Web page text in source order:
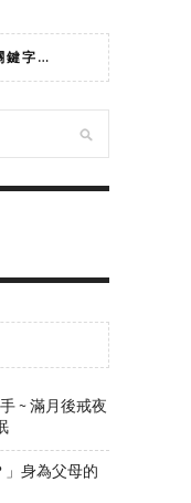
鍵字…
~ 滿月後戒夜
」身為父母的